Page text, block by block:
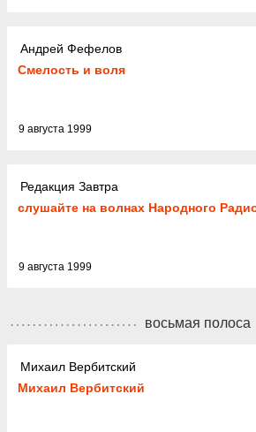
Андрей Фефелов
Смелость и воля
9 августа 1999
Редакция Завтра
слушайте на волнах Народного
9 августа 1999
восьмая полоса
Михаил Вербитский
Михаил Вербитский